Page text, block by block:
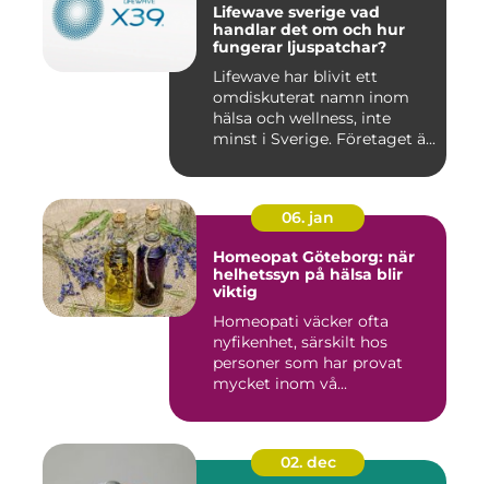
Lifewave sverige vad
handlar det om och hur
fungerar ljuspatchar?
Lifewave har blivit ett
omdiskuterat namn inom
hälsa och wellness, inte
minst i Sverige. Företaget ä...
06. jan
Homeopat Göteborg: när
helhetssyn på hälsa blir
viktig
Homeopati väcker ofta
nyfikenhet, särskilt hos
personer som har provat
mycket inom vå...
02. dec